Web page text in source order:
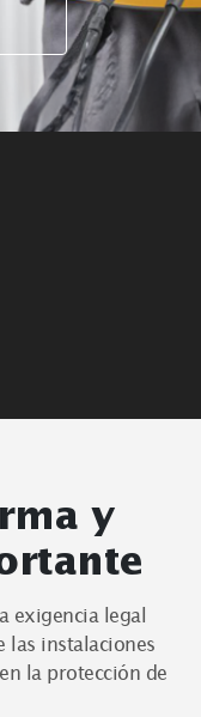
y
exigencia legal
las instalaciones
la protección de